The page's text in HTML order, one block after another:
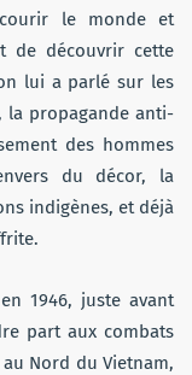
le monde et
de découvrir cette
lui a parlé sur les
la propagande anti-
des hommes
du décor, la
indigènes, et déjà
1946, juste avant
part aux combats
Nord du Vietnam,